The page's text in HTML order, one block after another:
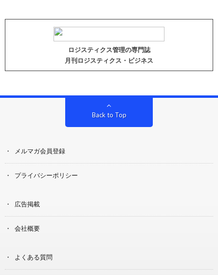
ロジスティクス管理の専門誌
月刊ロジスティクス・ビジネス
Back to Top
メルマガ会員登録
プライバシーポリシー
広告掲載
会社概要
よくある質問